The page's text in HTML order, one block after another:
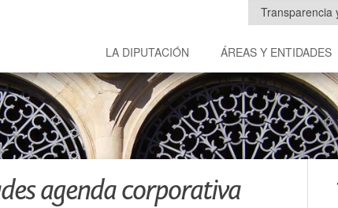
Transparencia
LA DIPUTACIÓN ÁREAS Y ENTIDADES
agenda corporativa